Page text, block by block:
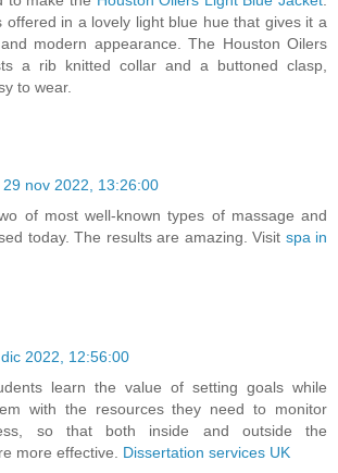
offered in a lovely light blue hue that gives it a
modern appearance. The Houston Oilers
a rib knitted collar and a buttoned clasp,
to wear.
29 nov 2022, 13:26:00
of most well-known types of massage and
today. The results are amazing. Visit spa in
2022, 12:56:00
learn the value of setting goals while
with the resources they need to monitor
so that both inside and outside the
more effective. Dissertation services UK